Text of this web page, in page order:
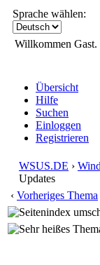
Sprache wählen:
Willkommen Gast.
Übersicht
Hilfe
Suchen
Einloggen
Registrieren
WSUS.DE ›
Updates
‹ Vorheriges Thema